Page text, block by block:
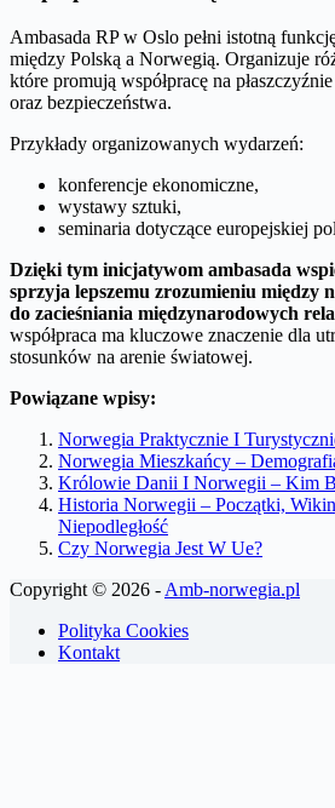
Ambasada RP w Oslo pełni istotną
między Polską a Norwegią. Organizuje
które promują współpracę na
oraz bezpieczeństwa.
Przykłady organizowanych wydarzeń:
konferencje ekonomiczne,
wystawy sztuki,
seminaria dotyczące europejskiej
Dzięki tym inicjatywom ambasada
sprzyja lepszemu zrozumieniu między
do zacieśniania międzynarodowych
współpraca ma kluczowe znaczenie dla
stosunków na arenie światowej.
Powiązane wpisy:
Norwegia Praktycznie I
Norwegia Mieszkańcy –
Królowie Danii I Norwegii – Kim
Historia Norwegii – Początki,
Niepodległość
Czy Norwegia Jest W Ue?
Copyright © 2026 - Amb-norwegia.pl
Polityka Cookies
Kontakt